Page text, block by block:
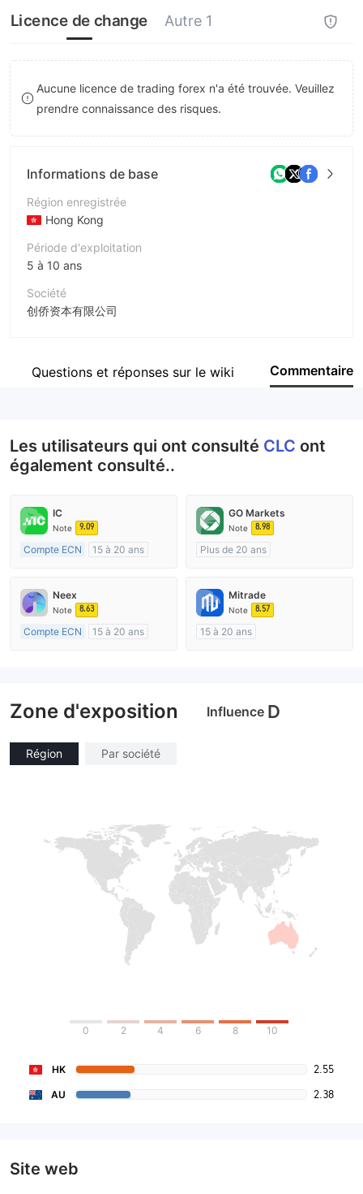
8
9
Licence de change Autre 1
Aucune licence de trading forex n'a été trouvée. Veuillez
prendre connaissance des risques.
Informations de base
Région enregistrée
Hong Kong
Période d'exploitation
5 à 10 ans
Société
创侨资本有限公司
Questions et réponses sur le wiki Commentaire
Les utilisateurs qui ont consulté CLC ont
également consulté..
IC
Note 9.09
Compte ECN
15 à 20 ans
Market Making (MM)
Etiquette principale MT4
GO Markets
Note 8.98
Plus de 20 ans
Market Making (MM)
cTrader
Neex
Note 8.63
Compte ECN
15 à 20 ans
Mitrade
Note 8.57
15 à 20 ans
Zone d'exposition Influence D
Région Par société
0 2 4 6 8 10
HK 2.55
AU 2.38
Site web